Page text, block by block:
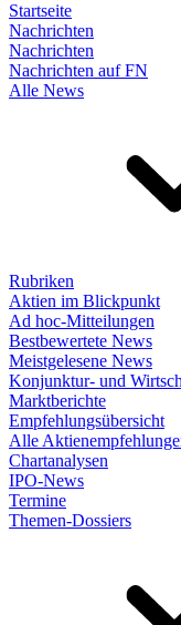
Startseite
Nachrichten
Nachrichten
Nachrichten auf FN
Alle News
Rubriken
Aktien im Blickpunkt
Ad hoc-Mitteilungen
Bestbewertete News
Meistgelesene News
Konjunktur- und
Marktberichte
Empfehlungsübersicht
Alle
Chartanalysen
IPO-News
Termine
Themen-Dossiers